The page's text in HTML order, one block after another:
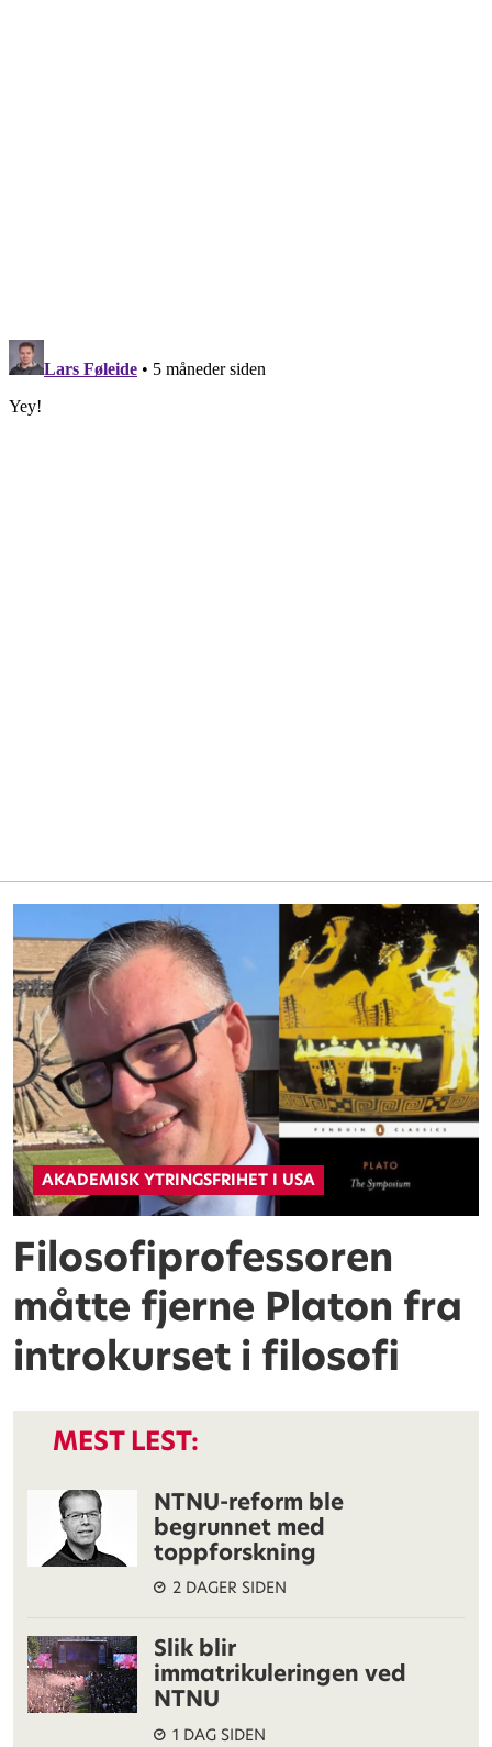
AKADEMISK YTRINGSFRIHET I USA
Filosofiprofessoren
måtte fjerne Platon fra
introkurset i filosofi
MEST LEST:
NTNU-reform ble
begrunnet med
toppforskning
2 DAGER SIDEN
Slik blir
immatrikuleringen ved
NTNU
1 DAG SIDEN